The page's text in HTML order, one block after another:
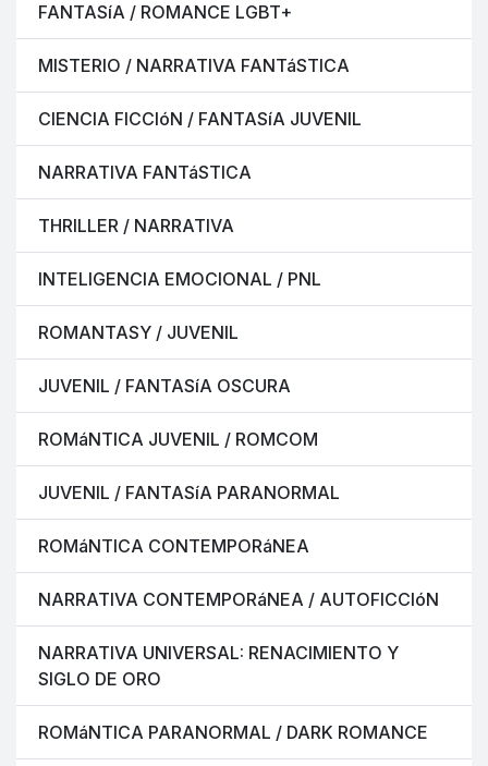
FANTASíA / ROMANCE LGBT+
MISTERIO / NARRATIVA FANTáSTICA
CIENCIA FICCIóN / FANTASíA JUVENIL
NARRATIVA FANTáSTICA
THRILLER / NARRATIVA
INTELIGENCIA EMOCIONAL / PNL
ROMANTASY / JUVENIL
JUVENIL / FANTASíA OSCURA
ROMáNTICA JUVENIL / ROMCOM
JUVENIL / FANTASíA PARANORMAL
ROMáNTICA CONTEMPORáNEA
NARRATIVA CONTEMPORáNEA / AUTOFICCIóN
NARRATIVA UNIVERSAL: RENACIMIENTO Y
SIGLO DE ORO
ROMáNTICA PARANORMAL / DARK ROMANCE